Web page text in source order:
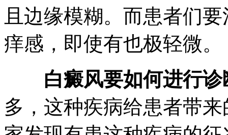
且边缘模糊。而患者们
痒感，即使有也极轻微。
白癜风要如何进行诊
多，这种疾病给患者带